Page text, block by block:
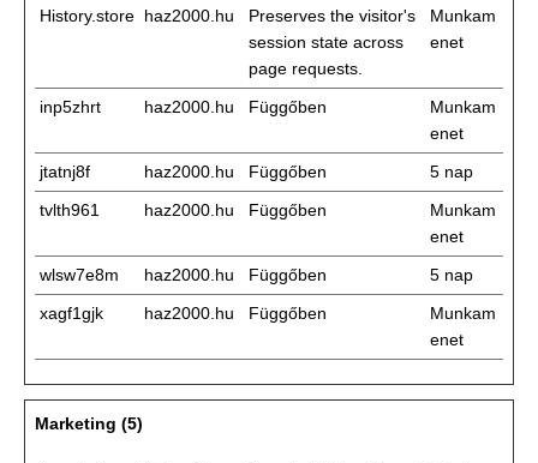
History.store haz2000.hu
Preserves the visitor's
session state across
page requests.
Munkam
enet
inp5zhrt haz2000.hu Függőben
Munkam
enet
jtatnj8f
haz2000.hu Függőben
5 nap
tvlth961
haz2000.hu Függőben
Munkam
enet
wlsw7e8m
haz2000.hu Függőben
5 nap
xagf1gjk
haz2000.hu Függőben
Munkam
enet
Marketing (5)